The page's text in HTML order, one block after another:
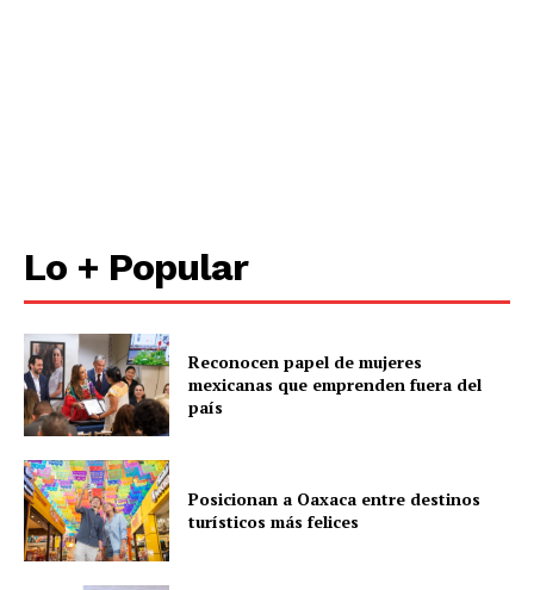
Lo + Popular
Reconocen papel de mujeres
mexicanas que emprenden fuera del
país
Posicionan a Oaxaca entre destinos
turísticos más felices